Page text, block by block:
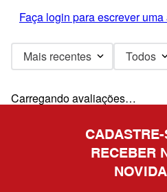
Faça login para escrever
Mais recentes Todos
Carregando avaliações…
RECEBER